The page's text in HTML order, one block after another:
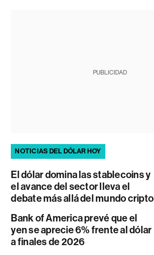
PUBLICIDAD
NOTICIAS DEL DÓLAR HOY
El dólar domina las stablecoins y
el avance del sector lleva el
debate más allá del mundo cripto
Bank of America prevé que el
yen se aprecie 6% frente al dólar
a finales de 2026